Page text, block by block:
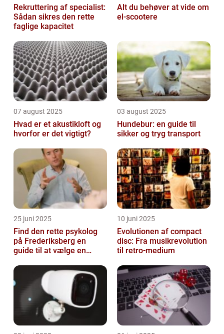
Rekruttering af specialist:
Sådan sikres den rette
faglige kapacitet
Alt du behøver at vide om
el-scootere
07 august 2025
Hvad er et akustikloft og
hvorfor er det vigtigt?
03 august 2025
Hundebur: en guide til
sikker og tryg transport
25 juni 2025
Find den rette psykolog
på Frederiksberg en
guide til at vælge en
10 juni 2025
Evolutionen af compact
disc: Fra musikrevolution
til retro-medium